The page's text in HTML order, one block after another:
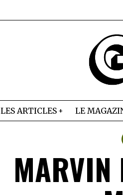
LES ARTICLES LE
MARVIN